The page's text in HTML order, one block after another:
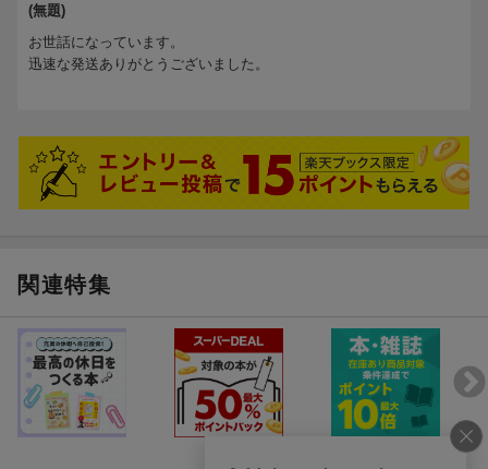
(無題)
お世話になっています。
迅速な発送ありがとうございました。
関連特集